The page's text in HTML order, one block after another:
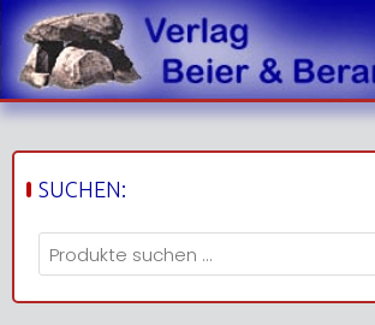
Skip
to
content
SUCHEN:
Suchen
nach: